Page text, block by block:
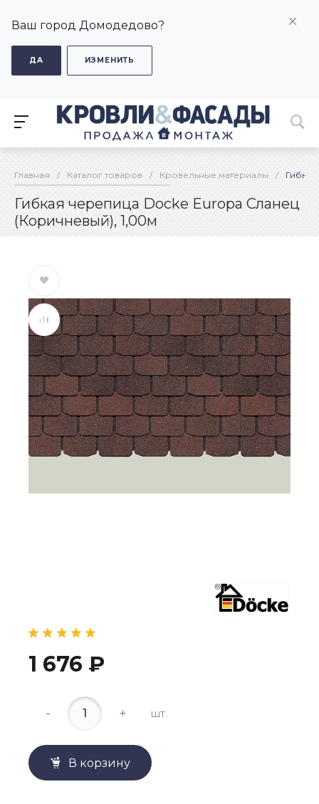
Ваш город Домодедово?
ДА ИЗМЕНИТЬ
Главная / Каталог товаров / Кровельные материалы /
Гибкая черепица Docke Europa Сланец
(Коричневый), 1,00м
1 676 ₽
- + шт.
В корзину